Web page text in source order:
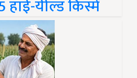
हाई-यील्ड किस्में